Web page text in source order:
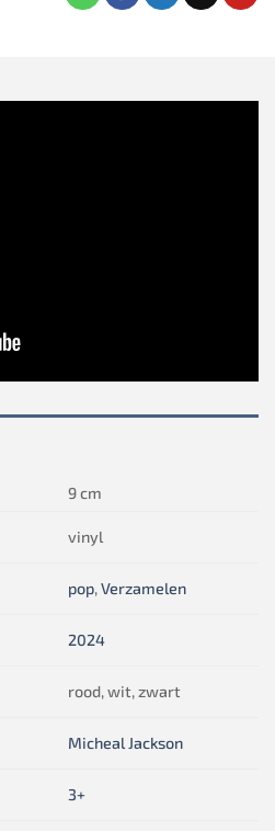
9 cm
vinyl
pop,Verzamelen
2024
rood, wit, zwart
Micheal Jackson
3+